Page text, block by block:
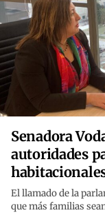
Senadora
autoridades
El llamado de la
que más familias